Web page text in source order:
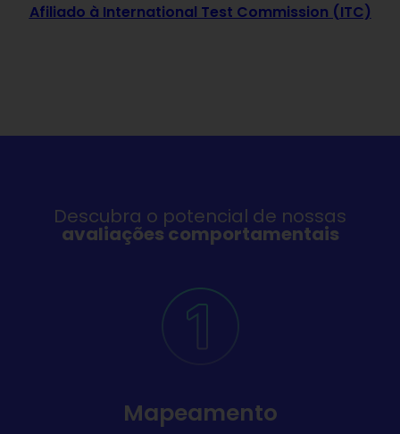
Afiliado à International Test Commission (ITC)
Descubra o potencial de nossas
avaliações comportamentais
Mapeamento